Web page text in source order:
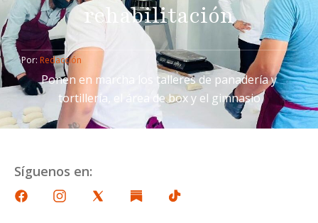
rehabilitación
Por: Redacción
Ponen en marcha los talleres de panadería y
tortillería, el área de box y el gimnasio
Síguenos en: